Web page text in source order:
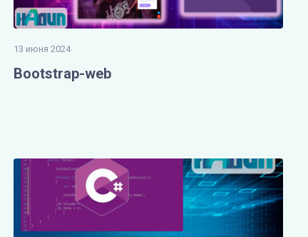
13 июня 2024
Bootstrap-web